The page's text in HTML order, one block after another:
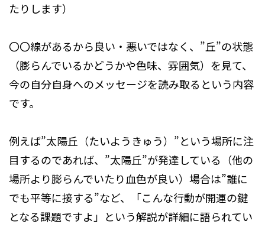
たりします）
〇〇線があるから良い・悪いではなく、”丘”の状態
（膨らんでいるかどうかや色味、雰囲気）を見て、
今の自分自身へのメッセージを読み取るという内容
です。
例えば”太陽丘（たいようきゅう）”という場所に注
目するのであれば、”太陽丘”が発達している（他の
場所より膨らんでいたり血色が良い）場合は”誰に
でも平等に接する”など、「こんな行動が開運の鍵
となる課題ですよ」という解説が詳細に語られてい